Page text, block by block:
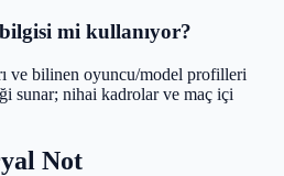
mi kullanıyor?
ve bilinen oyuncu/model profilleri
sunar; nihai kadrolar ve maç içi
Not